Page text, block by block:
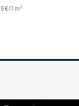
€/1 m2